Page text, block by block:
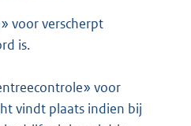
voor verscherpt
is.
voor
vindt plaats indien bij